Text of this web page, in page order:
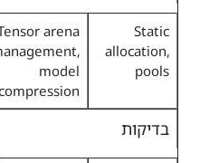
Static
allocation,
pools
arena
model
בדיקות